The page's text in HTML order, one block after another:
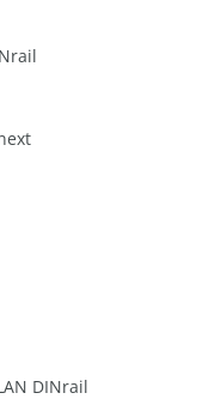
DINrail